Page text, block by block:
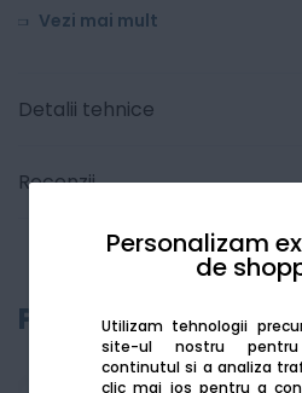
Personalizam
de
Utilizam tehnologii
site-ul nostru
continutul si a analiza
clic mai jos pentru a
Vezi mai mult
Detalii tehnice
Recenzii
Produse